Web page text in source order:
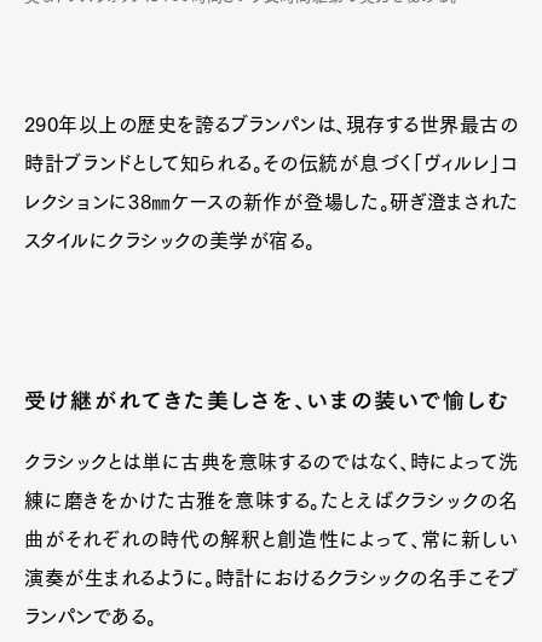
Art&DesignWatchFashion
Pen Membership
Magazine
Contact
Pen Meet
Pen international
290年以上の歴史を誇るブランパンは、現存する世界最古の
時計ブランドとして知られる。その伝統が息づく「ヴィルレ」コ
レクションに38㎜ケースの新作が登場した。研ぎ澄まされた
スタイルにクラシックの美学が宿る。
受け継がれてきた美しさを、いまの装いで愉しむ
クラシックとは単に古典を意味するのではなく、時によって洗
練に磨きをかけた古雅を意味する。たとえばクラシックの名
曲がそれぞれの時代の解釈と創造性によって、常に新しい
演奏が生まれるように。時計におけるクラシックの名手こそブ
ランパンである。